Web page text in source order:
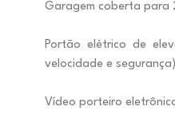
Garagem coberta para
Portão elétrico de
velocidade e segurança)
Vídeo porteiro